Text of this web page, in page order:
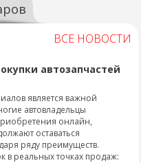
ВСЕ НОВОСТИ
автозапчастей
является важной
автовладельцы
онлайн,
оставаться
ряду преимуществ.
в реальных точках продаж: